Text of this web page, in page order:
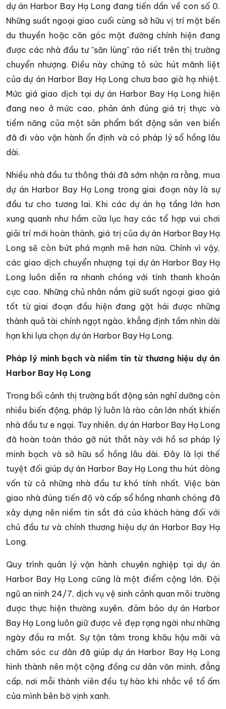
dự án Harbor Bay Hạ Long đang tiến dần về con số 0.
Những suất ngoại giao cuối cùng sở hữu vị trí mặt bến
du thuyền hoặc căn góc mặt đường chính hiện đang
được các nhà đầu tư "săn lùng" ráo riết trên thị trường
chuyển nhượng. Điều này chứng tỏ sức hút mãnh liệt
của dự án Harbor Bay Hạ Long chưa bao giờ hạ nhiệt.
Mức giá giao dịch tại dự án Harbor Bay Hạ Long hiện
đang neo ở mức cao, phản ánh đúng giá trị thực và
tiềm năng của một sản phẩm bất động sản ven biển
đã đi vào vận hành ổn định và có pháp lý sổ hồng lâu
dài.
Nhiều nhà đầu tư thông thái đã sớm nhận ra rằng, mua
dự án Harbor Bay Hạ Long trong giai đoạn này là sự
đầu tư cho tương lai. Khi các dự án hạ tầng lớn hơn
xung quanh như hầm cửa lục hay các tổ hợp vui chơi
giải trí mới hoàn thành, giá trị của dự án Harbor Bay Hạ
Long sẽ còn bứt phá mạnh mẽ hơn nữa. Chính vì vậy,
các giao dịch chuyển nhượng tại dự án Harbor Bay Hạ
Long luôn diễn ra nhanh chóng với tính thanh khoản
cực cao. Những chủ nhân nắm giữ suất ngoại giao giá
tốt từ giai đoạn đầu hiện đang gặt hái được những
thành quả tài chính ngọt ngào, khẳng định tầm nhìn dài
hạn khi lựa chọn dự án Harbor Bay Hạ Long.
Pháp lý minh bạch và niềm tin từ thương hiệu dự án
Harbor Bay Hạ Long
Trong bối cảnh thị trường bất động sản nghỉ dưỡng còn
nhiều biến động, pháp lý luôn là rào cản lớn nhất khiến
nhà đầu tư e ngại. Tuy nhiên, dự án Harbor Bay Hạ Long
đã hoàn toàn tháo gỡ nút thắt này với hồ sơ pháp lý
minh bạch và sở hữu sổ hồng lâu dài. Đây là lợi thế
tuyệt đối giúp dự án Harbor Bay Hạ Long thu hút dòng
vốn từ cả những nhà đầu tư khó tính nhất. Việc bàn
giao nhà đúng tiến độ và cấp sổ hồng nhanh chóng đã
xây dựng nên niềm tin sắt đá của khách hàng đối với
chủ đầu tư và chính thương hiệu dự án Harbor Bay Hạ
Long.
Quy trình quản lý vận hành chuyên nghiệp tại dự án
Harbor Bay Hạ Long cũng là một điểm cộng lớn. Đội
ngũ an ninh 24/7, dịch vụ vệ sinh cảnh quan môi trường
được thực hiện thường xuyên, đảm bảo dự án Harbor
Bay Hạ Long luôn giữ được vẻ đẹp rạng ngời như những
ngày đầu ra mắt. Sự tận tâm trong khâu hậu mãi và
chăm sóc cư dân đã giúp dự án Harbor Bay Hạ Long
hình thành nên một cộng đồng cư dân văn minh, đẳng
cấp, nơi mỗi thành viên đều tự hào khi nhắc về tổ ấm
của mình bên bờ vịnh xanh.